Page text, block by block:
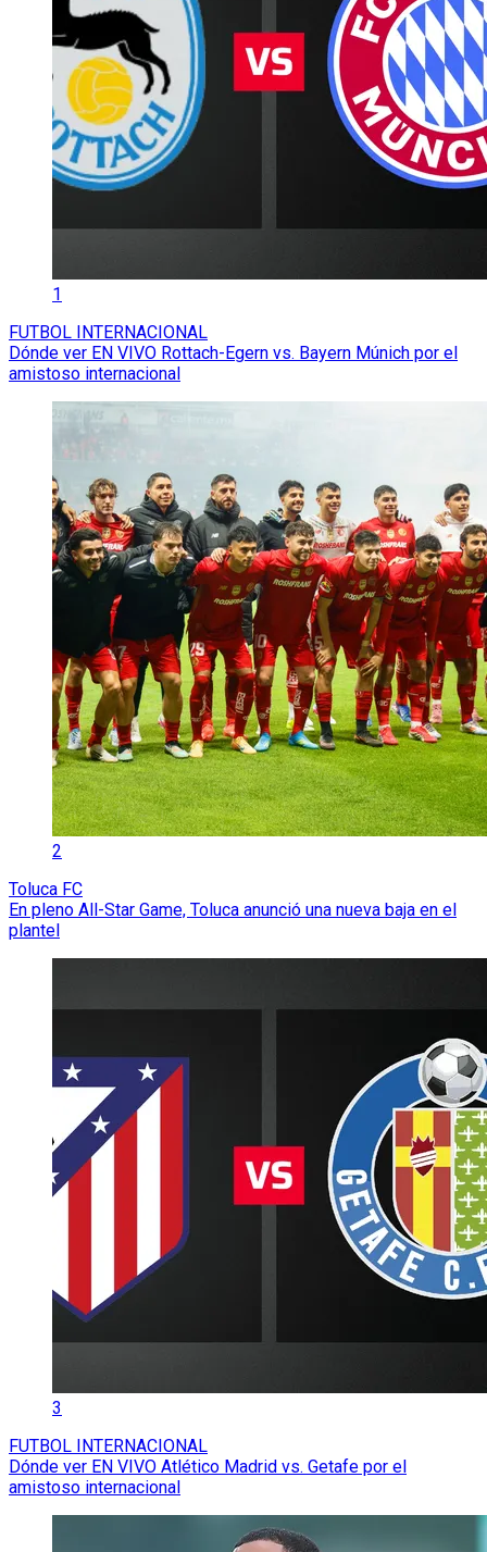
1
FUTBOL INTERNACIONAL
Dónde ver EN VIVO Rottach-Egern vs. Bayern Múnich por el
amistoso internacional
2
Toluca FC
En pleno All-Star Game, Toluca anunció una nueva baja en el
plantel
3
FUTBOL INTERNACIONAL
Dónde ver EN VIVO Atlético Madrid vs. Getafe por el
amistoso internacional